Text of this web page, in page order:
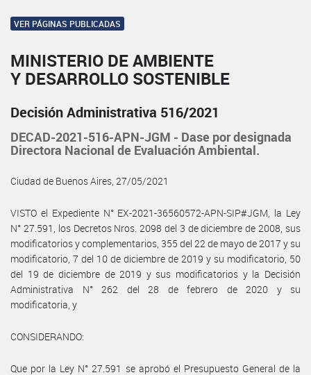
VER PÁGINAS PUBLICADAS
MINISTERIO DE AMBIENTE
Y DESARROLLO SOSTENIBLE
Decisión Administrativa 516/2021
DECAD-2021-516-APN-JGM - Dase por designada
Directora Nacional de Evaluación Ambiental.
Ciudad de Buenos Aires, 27/05/2021
VISTO el Expediente N° EX-2021-36560572-APN-SIP#JGM, la Ley
N° 27.591, los Decretos Nros. 2098 del 3 de diciembre de 2008, sus
modificatorios y complementarios, 355 del 22 de mayo de 2017 y su
modificatorio, 7 del 10 de diciembre de 2019 y su modificatorio, 50
del 19 de diciembre de 2019 y sus modificatorios y la Decisión
Administrativa N° 262 del 28 de febrero de 2020 y su
modificatoria, y
CONSIDERANDO:
Que por la Ley N° 27.591 se aprobó el Presupuesto General de la